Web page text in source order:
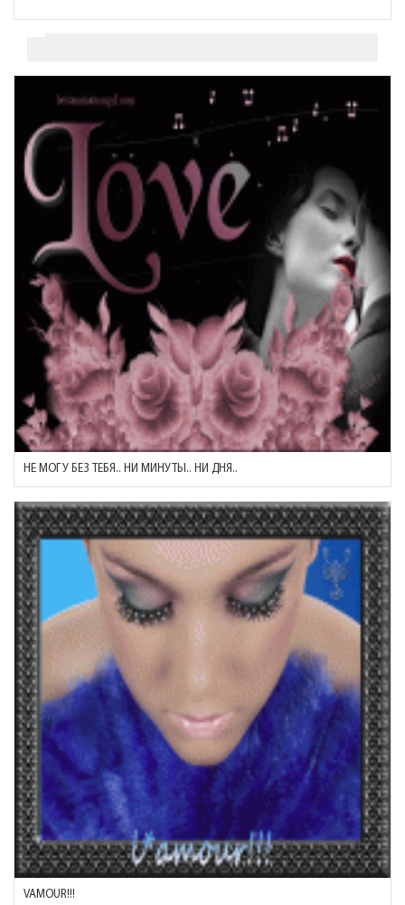
НЕ МОГУ БЕЗ ТЕБЯ.. НИ МИНУТЫ.. НИ ДНЯ..
VAMOUR!!!